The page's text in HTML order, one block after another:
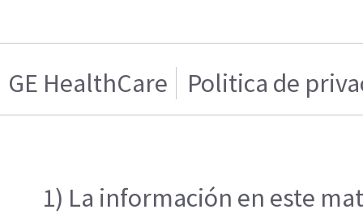
GE HealthCare Politica de
1) La información en este